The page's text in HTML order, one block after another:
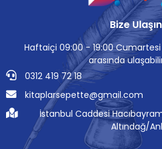
Bize Ulaşın
Haftaiçi 09:00 - 19:00 Cumartesi
arasında
0312 419 72 18
kitaplarsepette@gmail.com
İstanbul Caddesi
Altındağ/